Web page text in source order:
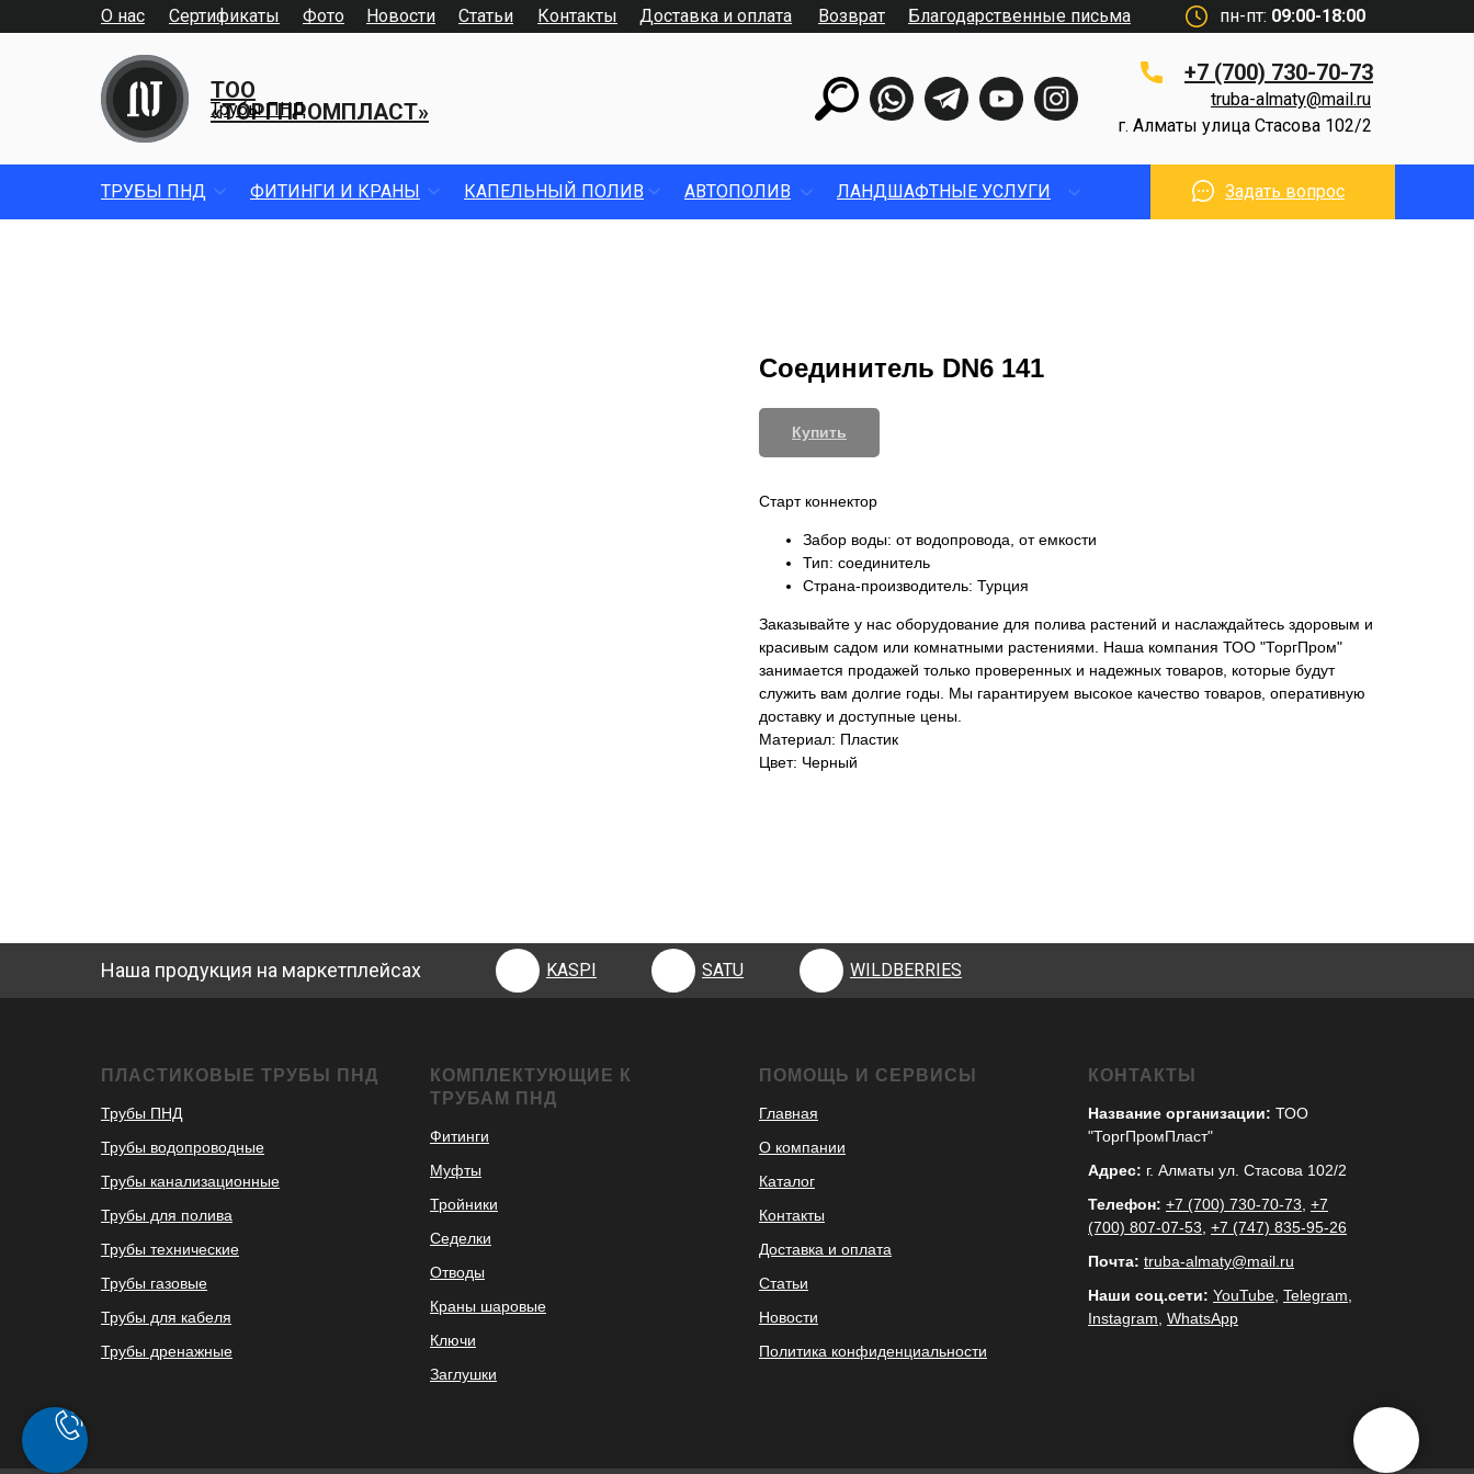
О нас Доставка и оплата
Контакты
Фото
Сертификаты Новости Статьи пн-пт: 09:00-18:00
ТОО
«ТОРГПРОМПЛАСТ»
Трубы ПНД
+7 (700) 730-70-73
г. Алматы улица Стасова 102/2
truba-almaty@mail.ru
Возврат Благодарственные письма
ТРУБЫ ПНД ФИТИНГИ И КРАНЫ КАПЕЛЬНЫЙ ПОЛИВ АВТОПОЛИВ ЛАНДШАФТНЫЕ УСЛУГИ Задать вопрос
Соединитель DN6 141
Купить
Старт коннектор
Забор воды: от водопровода, от емкости
Тип: соединитель
Страна-производитель: Турция
Заказывайте у нас оборудование для полива растений и наслаждайтесь здоровым и
красивым садом или комнатными растениями. Наша компания ТОО "ТоргПром"
занимается продажей только проверенных и надежных товаров, которые будут
служить вам долгие годы. Мы гарантируем высокое качество товаров, оперативную
доставку и доступные цены.
Материал: Пластик
Цвет: Черный
Наша продукция на маркетплейсах KASPI SATU WILDBERRIES
ПЛАСТИКОВЫЕ ТРУБЫ ПНД
Трубы ПНД
Трубы водопроводные
Трубы канализационные
Трубы для полива
Трубы технические
Трубы газовые
Трубы для кабеля
Трубы дренажные
КОМПЛЕКТУЮЩИЕ К
ТРУБАМ ПНД
Фитинги
Муфты
Тройники
Седелки
Отводы
Краны шаровые
Ключи
Заглушки
ПОМОЩЬ И СЕРВИСЫ
Главная
О компании
Каталог
Контакты
Доставка и оплата
Статьи
Новости
Политика конфиденциальности
КОНТАКТЫ
Название организации: ТОО
"ТоргПромПласт"
Адрес: г. Алматы ул. Стасова 102/2
Телефон: +7 (700) 730-70-73 +7
(700) 807-07-53 +7 (747) 835-95-26
Почта: truba-almaty@mail.ru
Наши соц.сети: YouTube Telegram
Instagram WhatsApp